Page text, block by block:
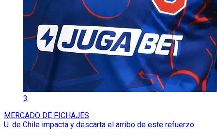
3
MERCADO DE FICHAJES
U. de Chile impacta y descarta el arribo de este refuerzo